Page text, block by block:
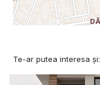
Te-ar putea interesa și: